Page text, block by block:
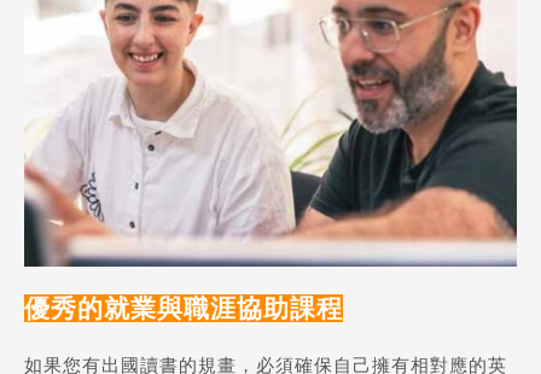
優秀的就業與職涯協助課程
如果您有出國讀書的規畫，必須確保自己擁有相對應的英